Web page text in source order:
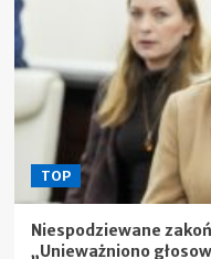
TOP
Niespodziewane
„Unieważniono